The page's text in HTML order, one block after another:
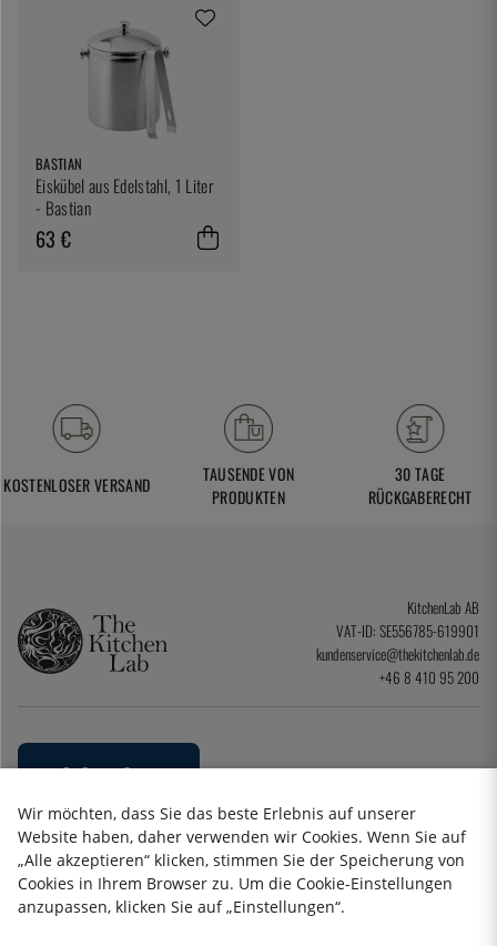
BASTIAN
Eiskübel aus Edelstahl, 1 Liter
- Bastian
63 €
KOSTENLOSER VERSAND
TAUSENDE VON
PRODUKTEN
30 TAGE
RÜCKGABERECHT
KitchenLab AB
VAT-ID: SE556785-619901
kundenservice@thekitchenlab.de
+46 8 410 95 200
Datenschutzerklärung
Wir möchten, dass Sie das beste Erlebnis auf unserer
Website haben, daher verwenden wir Cookies. Wenn Sie auf
„Alle akzeptieren“ klicken, stimmen Sie der Speicherung von
Cookies in Ihrem Browser zu. Um die Cookie-Einstellungen
anzupassen, klicken Sie auf „Einstellungen“.